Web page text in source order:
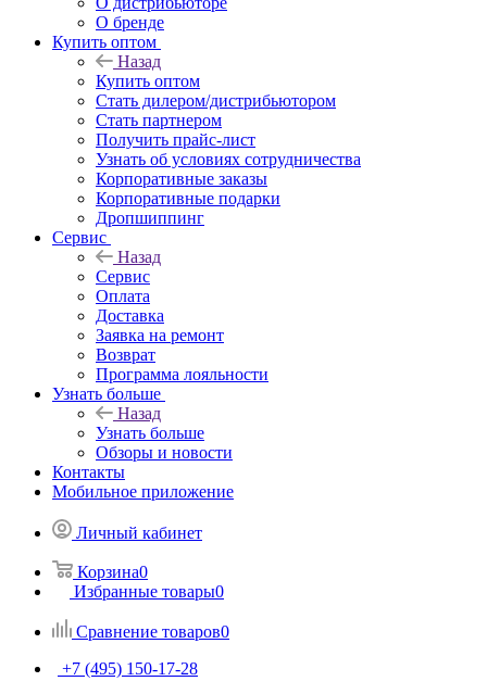
О бренде
Купить оптом
Назад
Купить оптом
Стать дилером/дистрибьютором
Стать партнером
Получить прайс-лист
Узнать об условиях сотрудничества
Корпоративные заказы
Корпоративные подарки
Дропшиппинг
Сервис
Назад
Сервис
Оплата
Доставка
Заявка на ремонт
Возврат
Программа лояльности
Узнать больше
Назад
Узнать больше
Обзоры и новости
Контакты
Мобильное приложение
Личный кабинет
Корзина0
Избранные товары0
Сравнение товаров0
+7 (495) 150-17-28